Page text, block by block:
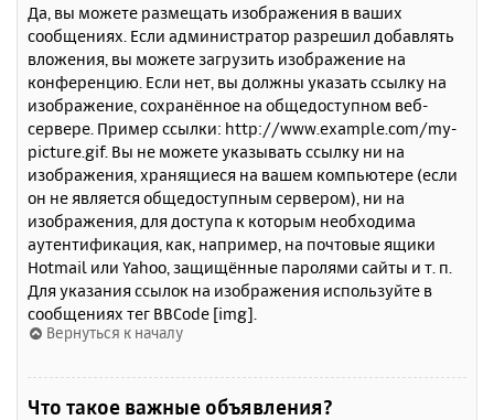
Да, вы можете размещать изображения в ваших
сообщениях. Если администратор разрешил добавлять
вложения, вы можете загрузить изображение на
конференцию. Если нет, вы должны указать ссылку на
изображение, сохранённое на общедоступном веб-
сервере. Пример ссылки: http://www.example.com/my-
picture.gif. Вы не можете указывать ссылку ни на
изображения, хранящиеся на вашем компьютере (если
он не является общедоступным сервером), ни на
изображения, для доступа к которым необходима
аутентификация, как, например, на почтовые ящики
Hotmail или Yahoo, защищённые паролями сайты и т. п.
Для указания ссылок на изображения используйте в
сообщениях тег BBCode [img].
Вернуться к началу
Что такое важные объявления?